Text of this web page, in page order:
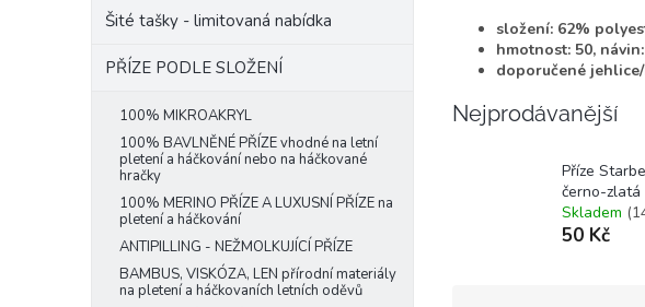
Šité tašky - limitovaná nabídka
PŘÍZE PODLE SLOŽENÍ
100% MIKROAKRYL
100% BAVLNĚNÉ PŘÍZE vhodné na letní
pletení a háčkování nebo na háčkované
hračky
100% MERINO PŘÍZE A LUXUSNÍ PŘÍZE na
pletení a háčkování
ANTIPILLING - NEŽMOLKUJÍCÍ PŘÍZE
BAMBUS, VISKÓZA, LEN přírodní materiály
na pletení a háčkovaních letních oděvů
složení: 62%
hmotnost: 50,
doporučené
Nejprodávanější
Příze
černo-zlatá
Skladem
50 Kč